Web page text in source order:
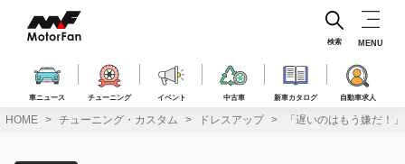
ス
車ニュース チューニング イベント 中古車 新車カタログ 自動車求人
検索 MENU
HOME チューニング・カスタム ドレスアップ 「遅いのはもう嫌だ！